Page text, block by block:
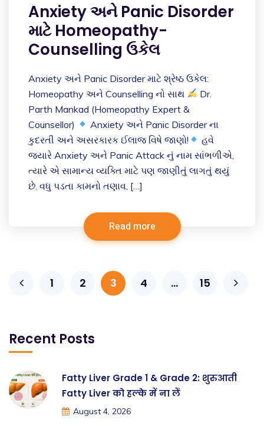
Anxiety અને Panic Disorder
માટે Homeopathy-
Counselling ઉકેલ
Anxiety અને Panic Disorder માટે શ્રેષ્ઠ ઉકેલ:
Homeopathy અને Counselling નો સાથ
Dr.
Parth Mankad (Homeopathy Expert &
Counsellor)
Anxiety અને Panic Disorder ના
કુદરતી અને અસરકારક ઈલાજ વિષે જાણો!
હવે
જ્યારે Anxiety અને Panic Attack નું નામ સાંભળીએ,
ત્યારે એ સામાન્ય વ્યક્તિ માટે પણ જાણીતું લાગતું થયું
છે. વધુ પડતા કામનો તણાવ, […]
Read more
1 2 3 4 … 15
Recent Posts
Fatty Liver Grade 1 & Grade 2: शुरुआती
Fatty Liver को हल्के में ना लें
August 4, 2026